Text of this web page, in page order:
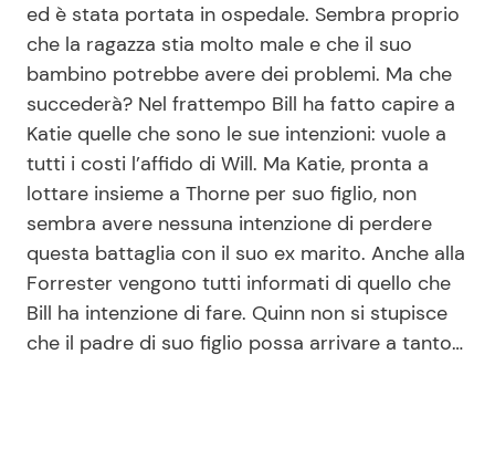
Viaggi e Turismo
Festività
Ricette Feste
Ricette per Bambini
Seguici
Info
Chi siamo
ed è stata portata in ospedale. Sembra proprio
che la ragazza stia molto male e che il suo
bambino potrebbe avere dei problemi. Ma che
succederà? Nel frattempo Bill ha fatto capire a
Katie quelle che sono le sue intenzioni: vuole a
tutti i costi l’affido di Will. Ma Katie, pronta a
lottare insieme a Thorne per suo figlio, non
sembra avere nessuna intenzione di perdere
questa battaglia con il suo ex marito. Anche alla
Forrester vengono tutti informati di quello che
Bill ha intenzione di fare. Quinn non si stupisce
che il padre di suo figlio possa arrivare a tanto…